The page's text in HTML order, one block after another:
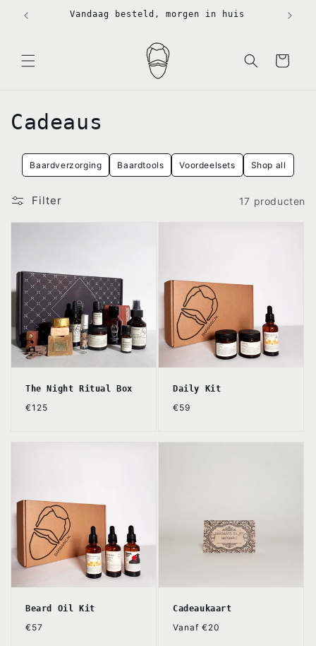
naar de
Vandaag besteld, morgen in huis
Winkelwagen
C
o
l
l
t
e
:
Cadeaus
Baardverzorging Baardtools Voordeelsets Shop all
Filter 17 producten
The Night Ritual Box
Normale
€125
Daily Kit
Normale
€59
Beard Oil Kit
Normale
€57
Cadeaukaart
Normale
Vanaf €20